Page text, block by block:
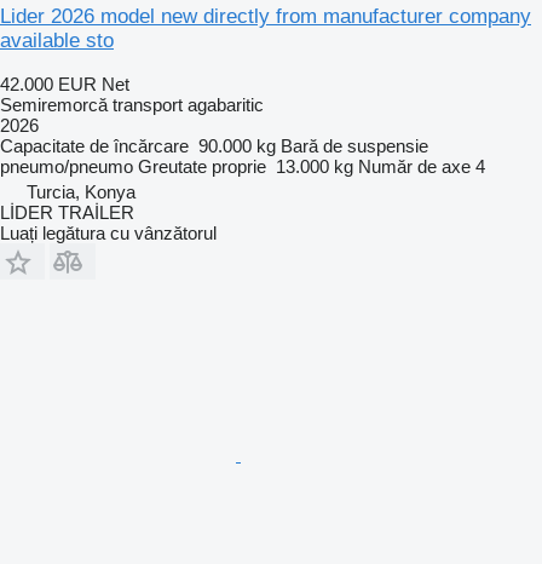
Lider 2026 model new directly from manufacturer company
available sto
42.000 EUR Net
Semiremorcă transport agabaritic
2026
Capacitate de încărcare 90.000 kg Bară de suspensie
pneumo/pneumo Greutate proprie 13.000 kg Număr de axe 4
Turcia, Konya
LİDER TRAİLER
Luați legătura cu vânzătorul